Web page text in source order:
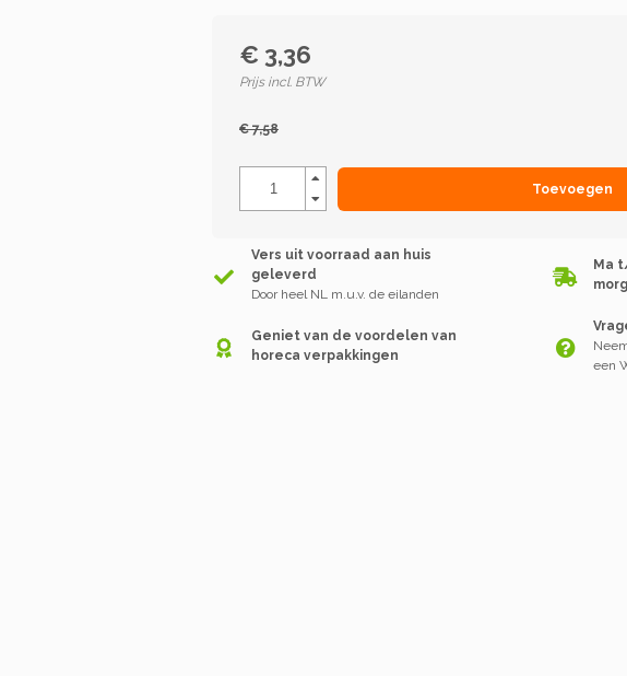
€ 3,36
Prijs incl. BTW
€ 7,58
Toevoegen
Vers uit voorraad aan huis
geleverd
Door heel NL m.u.v. de eilanden
Ma
Geniet van de voordelen van
horeca verpakkingen
een